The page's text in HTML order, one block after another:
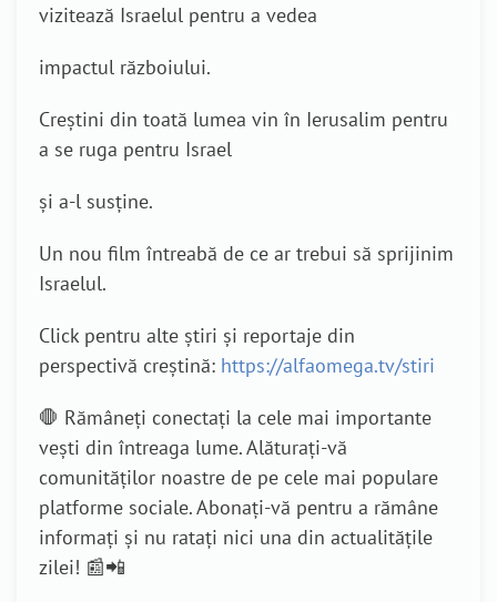
vizitează Israelul pentru a vedea
impactul războiului.
Creștini din toată lumea vin în Ierusalim pentru
a se ruga pentru Israel
și a-l susține.
Un nou film întreabă de ce ar trebui să sprijinim
Israelul.
Click pentru alte știri și reportaje din
perspectivă creștină: https://alfaomega.tv/stiri
🛑 Rămâneți conectați la cele mai importante
vești din întreaga lume. Alăturați-vă
comunităților noastre de pe cele mai populare
platforme sociale. Abonați-vă pentru a rămâne
informați și nu ratați nici una din actualitățile
zilei! 📰📲